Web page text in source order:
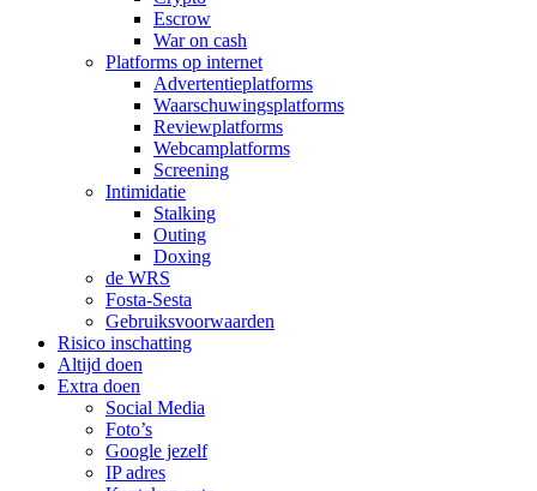
Escrow
War on cash
Platforms op internet
Advertentieplatforms
Waarschuwingsplatforms
Reviewplatforms
Webcamplatforms
Screening
Intimidatie
Stalking
Outing
Doxing
de WRS
Fosta-Sesta
Gebruiksvoorwaarden
Risico inschatting
Altijd doen
Extra doen
Social Media
Foto’s
Google jezelf
IP adres